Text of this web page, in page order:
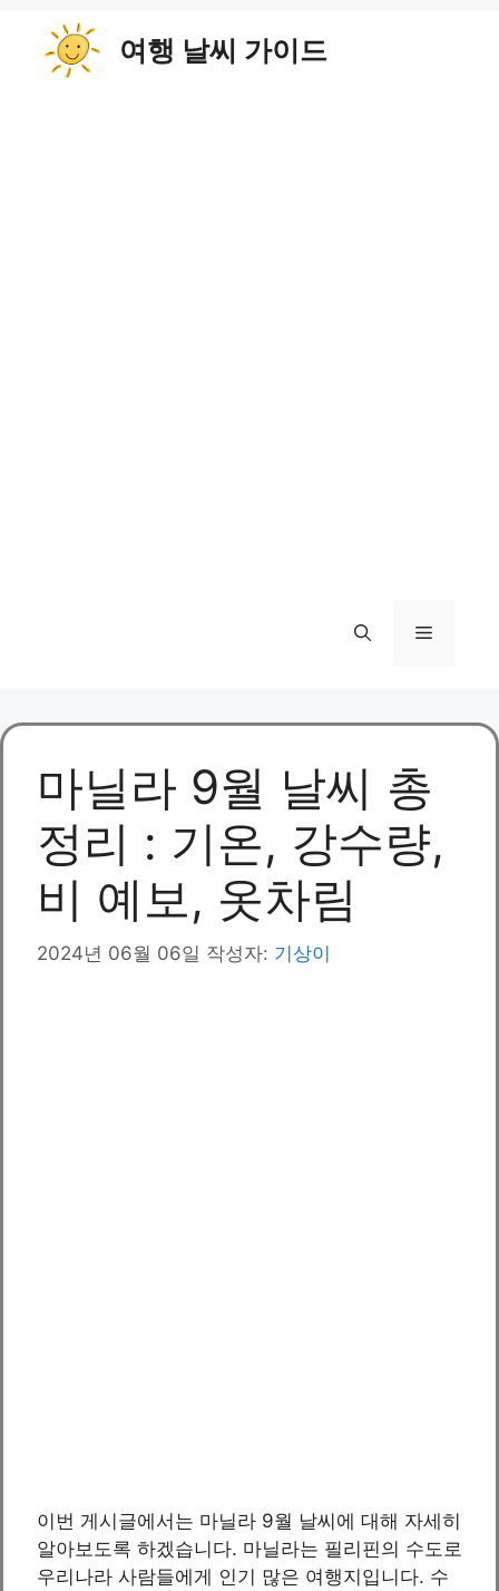
여행 날씨 가이드
메
마닐라 9월 날씨 총
정리 : 기온, 강수량,
비 예보, 옷차림
2024년 06월 06일 작성자: 기상이
이번 게시글에서는 마닐라 9월 날씨에 대해 자세히
알아보도록 하겠습니다. 마닐라는 필리핀의 수도로
우리나라 사람들에게 인기 많은 여행지입니다. 수